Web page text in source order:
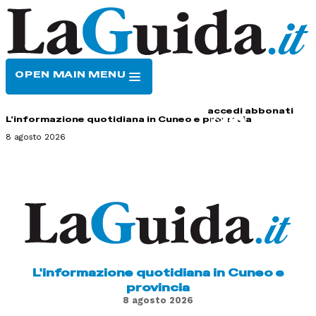
OPEN MAIN MENU
accedi abbonati
L'informazione quotidiana in Cuneo e provincia
8 agosto 2026
L'informazione quotidiana in Cuneo e
provincia
8 agosto 2026